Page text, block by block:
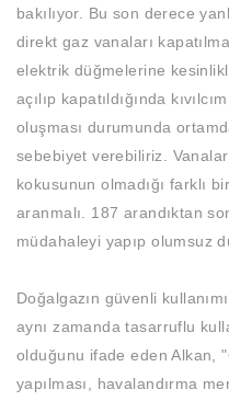
bakılıyor. Bu son derece
direkt gaz vanaları
elektrik düğmelerine
açılıp kapatıldığında
oluşması durumunda
sebebiyet verebiliriz.
kokusunun olmadığı farklı
aranmalı. 187 arandıktan
müdahaleyi yapıp olumsuz
Doğalgazın güvenli
aynı zamanda tasarruflu
olduğunu ifade eden Alkan,
yapılması, havalandırma